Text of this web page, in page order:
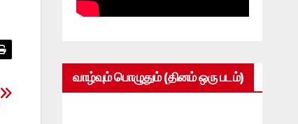
வாழ்வும் பொழுதும் (தினம் ஒரு படம்)